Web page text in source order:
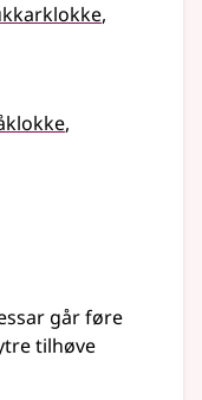
går føre
tilhøve